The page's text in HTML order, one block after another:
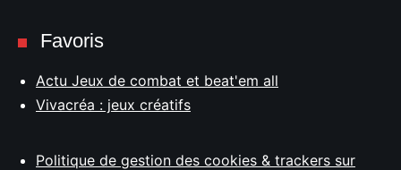
Favoris
Actu Jeux de combat et beat'em all
Vivacréa : jeux créatifs
Politique de gestion des cookies & trackers sur